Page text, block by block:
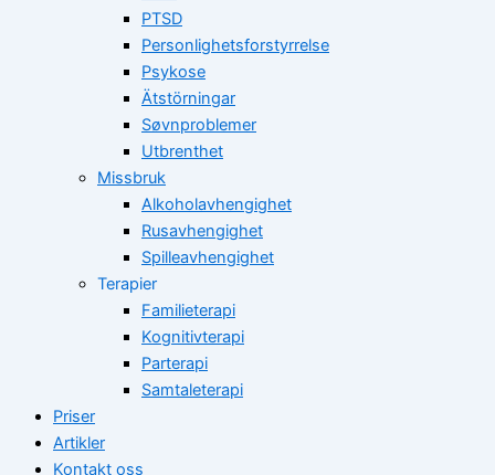
PTSD
Personlighetsforstyrrelse
Psykose
Ätstörningar
Søvnproblemer
Utbrenthet
Missbruk
Alkoholavhengighet
Rusavhengighet
Spilleavhengighet
Terapier
Familieterapi
Kognitivterapi
Parterapi
Samtaleterapi
Priser
Artikler
Kontakt oss